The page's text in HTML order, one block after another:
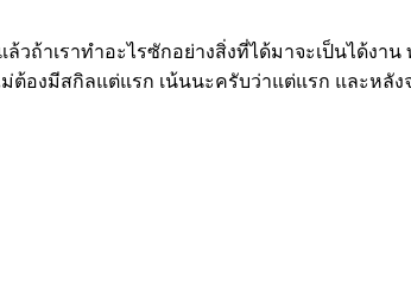
วถ้าเราทำอะไรซักอย่างสิ่งที่ได้มาจะเป็นได้งาน
องมีสกิลแต่แรก เน้นนะครับว่าแต่แรก และห